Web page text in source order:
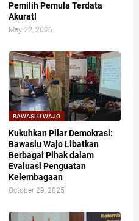
Pemilih Pemula Terdata
Akurat!
May 22, 2026
BAWASLU WAJO
Kukuhkan Pilar Demokrasi:
Bawaslu Wajo Libatkan
Berbagai Pihak dalam
Evaluasi Penguatan
Kelembagaan
October 29, 2025